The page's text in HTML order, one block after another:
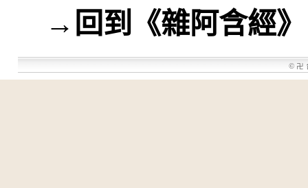
→ 回到《雜阿含經》
© 卍